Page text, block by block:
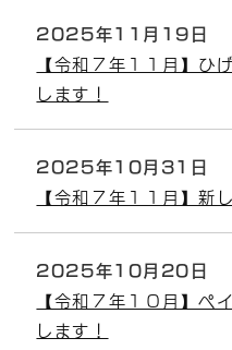
2025年11月19日
【令和７年１１月】
します！
2025年10月31日
【令和７年１１月】新
2025年10月20日
【令和７年１０月】ペ
します！